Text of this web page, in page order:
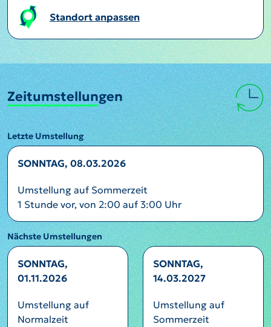
Standort anpassen
Zeitumstellungen
Letzte Umstellung
SONNTAG, 08.03.2026
Umstellung auf Sommerzeit
1 Stunde vor, von 2:00 auf 3:00 Uhr
Nächste Umstellungen
SONNTAG,
01.11.2026
Umstellung auf
Normalzeit
SONNTAG,
14.03.2027
Umstellung auf
Sommerzeit